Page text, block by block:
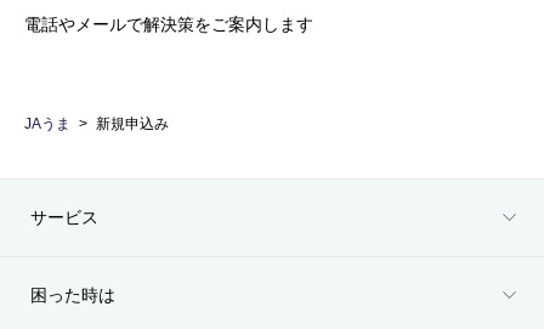
電話やメールで解決策をご案内します
JAうま 新規申込み
サービス
困った時は